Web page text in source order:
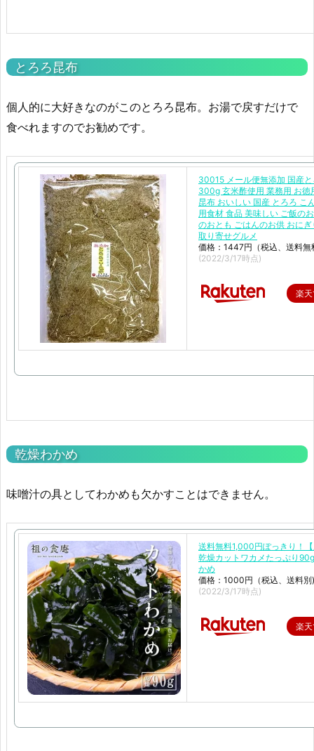
とろろ昆布
個人的に大好きなのがこのとろろ昆布。お湯で戻すだけで
食べれますのでお勧めです。
30015 メール便無添加 国産
300g 玄米酢使用 業務用 お徳
昆布 おいしい 国産 とろろ こ
用食材 食品 美味しい ご飯の
のおとも ごはんのお供 おに
取り寄せグルメ
価格：1447円（税込、送料無
(2022/3/17時点)
楽
乾燥わかめ
味噌汁の具としてわかめも欠かすことはできません。
送料無料1,000円ぽっきり！
乾燥カットワカメたっぷり
かめ
価格：1000円（税込、送料別)
(2022/3/17時点)
楽